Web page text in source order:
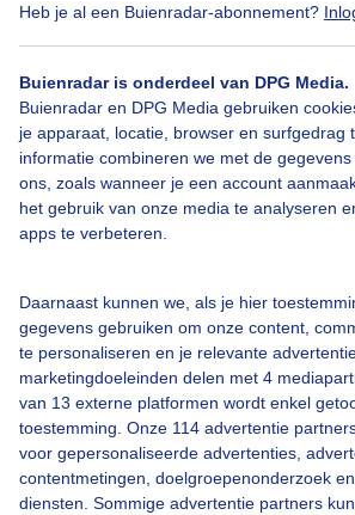
Heb je al een Buienradar-abonnement?
Buienradar is onderdeel van DPG Media.
Buienradar en DPG Media gebruiken
je apparaat, locatie, browser en surfgedrag
informatie combineren we met de
ons, zoals wanneer je een account
het gebruik van onze media te analyseren
apps te verbeteren.
Daarnaast kunnen we, als je hier
gegevens gebruiken om onze content,
te personaliseren en je relevante
marketingdoeleinden delen met 4
van 13 externe platformen wordt enkel
toestemming. Onze 114 advertentie
voor gepersonaliseerde advertenties,
contentmetingen, doelgroepenonderzoek
diensten. Sommige advertentie partners
Door: Sandra Romijn Gemaakt: 16-06-2026,
Bruinelabrador Klaprozen
Bekijk slideshow
Een moment geduld